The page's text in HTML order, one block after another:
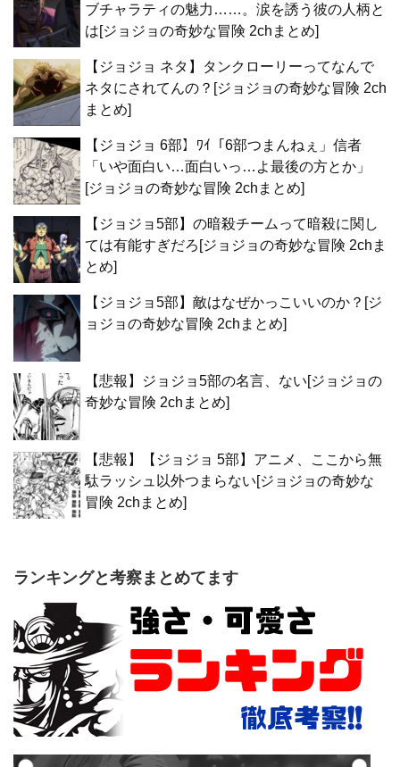
ブチャラティの魅力……。涙を誘う彼の人柄と
は[ジョジョの奇妙な冒険 2chまとめ]
【ジョジョ ネタ】タンクローリーってなんで
ネタにされてんの？[ジョジョの奇妙な冒険 2ch
まとめ]
【ジョジョ 6部】ﾜｲ「6部つまんねぇ」信者
「いや面白い…面白いっ…よ最後の方とか」
[ジョジョの奇妙な冒険 2chまとめ]
【ジョジョ5部】の暗殺チームって暗殺に関し
ては有能すぎだろ[ジョジョの奇妙な冒険 2chま
とめ]
【ジョジョ5部】敵はなぜかっこいいのか？[ジ
ョジョの奇妙な冒険 2chまとめ]
【悲報】ジョジョ5部の名言、ない[ジョジョの
奇妙な冒険 2chまとめ]
【悲報】【ジョジョ 5部】アニメ、ここから無
駄ラッシュ以外つまらない[ジョジョの奇妙な
冒険 2chまとめ]
ランキングと考察まとめてます